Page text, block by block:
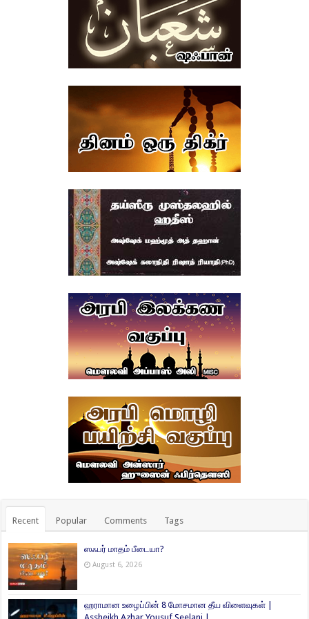
Recent Popular Comments Tags
ஸஃபர் மாதம் பீடையா?
August 6, 2026
ஹராமான உழைப்பின் 8 மோசமான தீய விளைவுகள் |